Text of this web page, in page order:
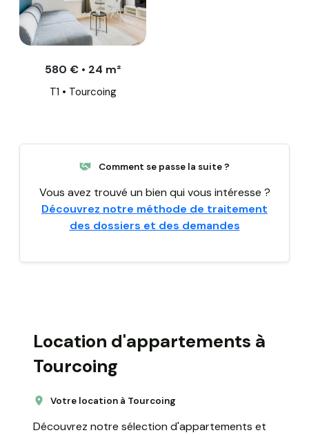
580 € • 24 m²
T1 • Tourcoing
Comment se passe la suite ?
Vous avez trouvé un bien qui vous intéresse ?
Découvrez notre méthode de traitement
des dossiers et des demandes
Location d'appartements à
Tourcoing
Votre location à Tourcoing
Découvrez notre sélection d'appartements et